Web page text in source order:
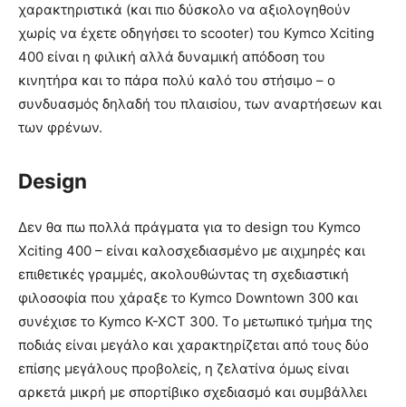
χαρακτηριστικά (και πιο δύσκολο να αξιολογηθούν
χωρίς να έχετε οδηγήσει το scooter) του Kymco Xciting
400 είναι η φιλική αλλά δυναμική απόδοση του
κινητήρα και το πάρα πολύ καλό του στήσιμο – ο
συνδυασμός δηλαδή του πλαισίου, των αναρτήσεων και
των φρένων.
Design
Δεν θα πω πολλά πράγματα για το design του Kymco
Xciting 400 – είναι καλοσχεδιασμένο με αιχμηρές και
επιθετικές γραμμές, ακολουθώντας τη σχεδιαστική
φιλοσοφία που χάραξε το Kymco Downtown 300 και
συνέχισε το Kymco K-XCT 300. Τo μετωπικό τμήμα της
ποδιάς είναι μεγάλο και χαρακτηρίζεται από τους δύο
επίσης μεγάλους προβολείς, η ζελατίνα όμως είναι
αρκετά μικρή με σπορτίβικο σχεδιασμό και συμβάλλει